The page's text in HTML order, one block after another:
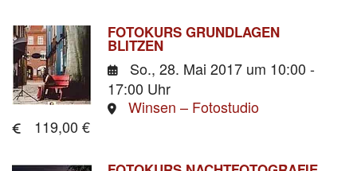
FOTOKURS GRUNDLAGEN
BLITZEN
So., 28. Mai 2017 um 10:00 -
17:00 Uhr
Winsen – Fotostudio
119,00 €